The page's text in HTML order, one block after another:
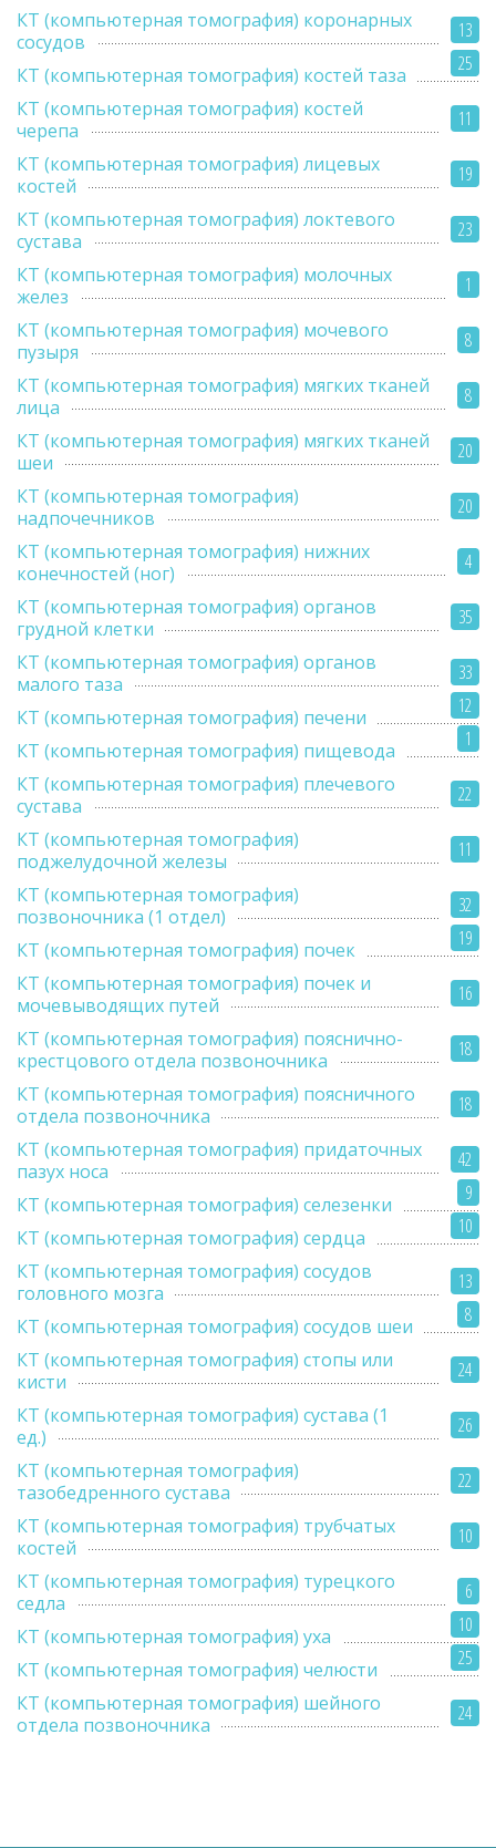
13
КТ (компьютерная томография) коронарных
сосудов
25
КТ (компьютерная томография) костей таза
11
КТ (компьютерная томография) костей
черепа
19
КТ (компьютерная томография) лицевых
костей
23
КТ (компьютерная томография) локтевого
сустава
1
КТ (компьютерная томография) молочных
желез
8
КТ (компьютерная томография) мочевого
пузыря
8
КТ (компьютерная томография) мягких тканей
лица
20
КТ (компьютерная томография) мягких тканей
шеи
20
КТ (компьютерная томография)
надпочечников
4
КТ (компьютерная томография) нижних
конечностей (ног)
35
КТ (компьютерная томография) органов
грудной клетки
33
КТ (компьютерная томография) органов
малого таза
12
КТ (компьютерная томография) печени
1
КТ (компьютерная томография) пищевода
22
КТ (компьютерная томография) плечевого
сустава
11
КТ (компьютерная томография)
поджелудочной железы
32
КТ (компьютерная томография)
позвоночника (1 отдел)
19
КТ (компьютерная томография) почек
16
КТ (компьютерная томография) почек и
мочевыводящих путей
18
КТ (компьютерная томография) пояснично-
крестцового отдела позвоночника
18
КТ (компьютерная томография) поясничного
отдела позвоночника
42
КТ (компьютерная томография) придаточных
пазух носа
9
КТ (компьютерная томография) селезенки
10
КТ (компьютерная томография) сердца
13
КТ (компьютерная томография) сосудов
головного мозга
8
КТ (компьютерная томография) сосудов шеи
24
КТ (компьютерная томография) стопы или
кисти
26
КТ (компьютерная томография) сустава (1
ед.)
22
КТ (компьютерная томография)
тазобедренного сустава
10
КТ (компьютерная томография) трубчатых
костей
6
КТ (компьютерная томография) турецкого
седла
10
КТ (компьютерная томография) уха
25
КТ (компьютерная томография) челюсти
24
КТ (компьютерная томография) шейного
отдела позвоночника